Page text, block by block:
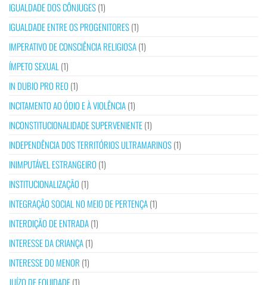
IGUALDADE DOS CÔNJUGES(1)
IGUALDADE ENTRE OS PROGENITORES(1)
IMPERATIVO DE CONSCIÊNCIA RELIGIOSA(1)
ÍMPETO SEXUAL(1)
IN DUBIO PRO REO (1)
INCITAMENTO AO ÓDIO E À VIOLÊNCIA(1)
INCONSTITUCIONALIDADE SUPERVENIENTE(1)
INDEPENDÊNCIA DOS TERRITÓRIOS ULTRAMARINOS(1)
INIMPUTÁVEL ESTRANGEIRO (1)
INSTITUCIONALIZAÇÃO (1)
INTEGRAÇÃO SOCIAL NO MEIO DE PERTENÇA(1)
INTERDIÇÃO DE ENTRADA(1)
INTERESSE DA CRIANÇA(1)
INTERESSE DO MENOR (1)
JUÍZO DE EQUIDADE(1)